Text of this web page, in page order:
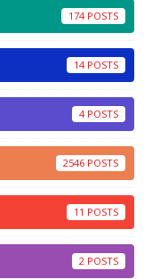
174
14
4
2546
11
2